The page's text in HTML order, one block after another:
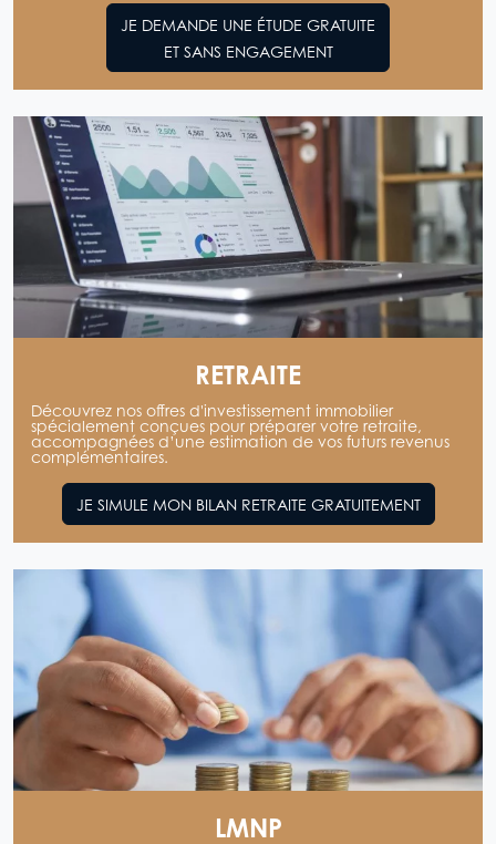
JE DEMANDE UNE ÉTUDE GRATUITE
ET SANS ENGAGEMENT
RETRAITE
Découvrez nos offres d'investissement immobilier
spécialement conçues pour préparer votre retraite,
accompagnées d’une estimation de vos futurs revenus
complémentaires.
JE SIMULE MON BILAN RETRAITE GRATUITEMENT
LMNP